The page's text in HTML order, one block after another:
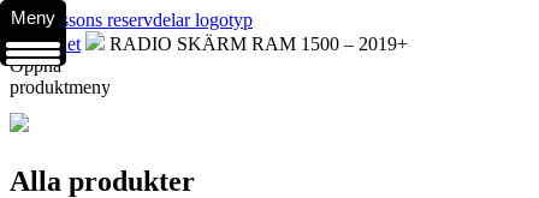
Outlet
RADIO SKÄRM RAM 1500 – 2019+
Öppna
produktmeny
Alla produkter
Meny